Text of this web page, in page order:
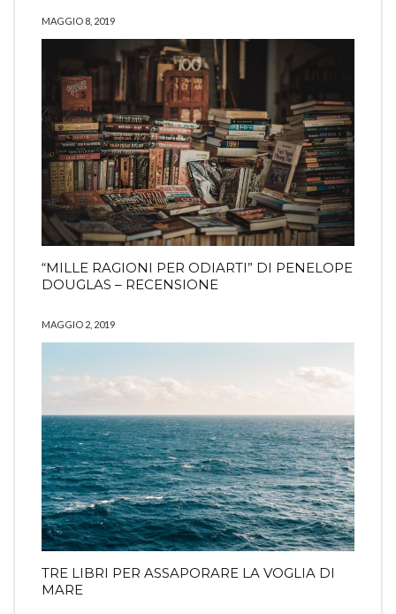
MAGGIO 8, 2019
“MILLE RAGIONI PER ODIARTI” DI PENELOPE
DOUGLAS – RECENSIONE
MAGGIO 2, 2019
TRE LIBRI PER ASSAPORARE LA VOGLIA DI
MARE